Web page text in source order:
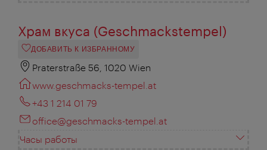
Храм вкуса (Geschmackstempel)
ДОБАВИТЬ К ИЗБРАННОМУ
Praterstraße 56, 1020 Wien
www.geschmacks-tempel.at
+43 1 214 01 79
office@geschmacks-tempel.at
Часы работы